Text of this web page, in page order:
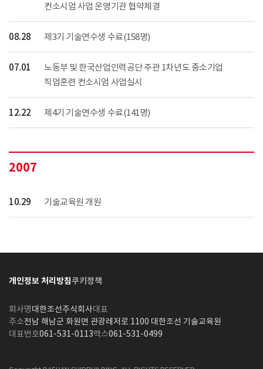
컨소시엄 사업 운영기관 협약체결
08.28 제3기 기술연수생 수료(158명)
07.01
노동부 및 한국산업인력공단 주관 1차년도 중소기업
직업훈련 컨소시엄 사업실시
12.22 제4기 기술연수생 수료(141명)
2007
10.29 기술교육원 개원
개인정보 처리방침쿠키정책
회사명대한조선주식회사대표
주소전남 해남군 화원면 관광레저로 1100 대한조선 기술교육원
대표번호061-531-0113팩스061-531-0499